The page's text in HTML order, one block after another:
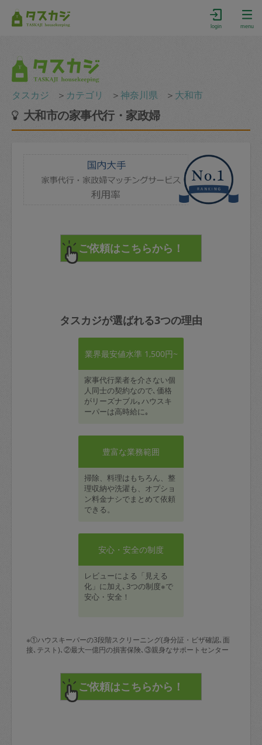
login menu
タスカジ ＞ カテゴリ ＞神奈川県 ＞ 大和市
大和市の家事代行・家政婦
タスカジが選ばれる3つの理由
業界最安値水準 1,500円~
家事代行業者を介さない個
人同士の契約なので､価格
がリーズナブル｡ハウスキ
ーパーは高時給に｡
豊富な業務範囲
掃除、料理はもちろん、整
理収納や洗濯も、オプショ
ン料金ナシでまとめて依頼
できる。
安心・安全の制度
レビューによる「見える
化」に加え､3つの制度※で
安心・安全！
※①ハウスキーパーの3段階スクリーニング(身分証・ビザ確認､面
接､テスト)､②最大一億円の損害保険､③親身なサポートセンター